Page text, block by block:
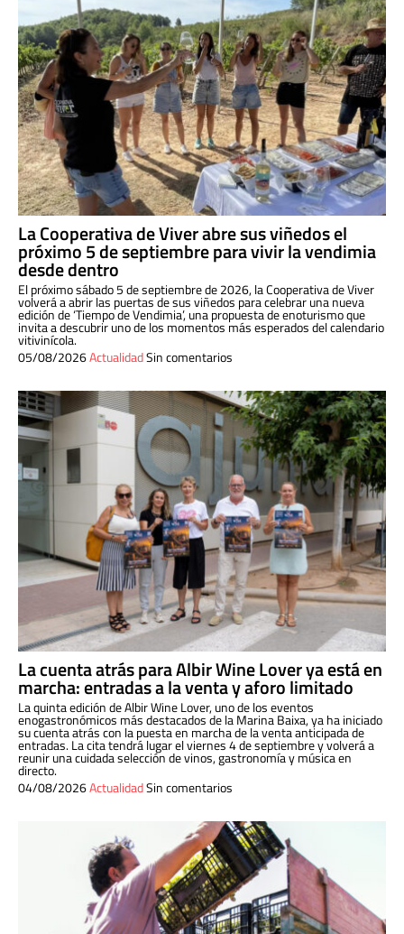
La Cooperativa de Viver abre sus viñedos el
próximo 5 de septiembre para vivir la vendimia
desde dentro
El próximo sábado 5 de septiembre de 2026, la Cooperativa de Viver
volverá a abrir las puertas de sus viñedos para celebrar una nueva
edición de ‘Tiempo de Vendimia’, una propuesta de enoturismo que
invita a descubrir uno de los momentos más esperados del calendario
vitivinícola.
05/08/2026ActualidadSin comentarios
La cuenta atrás para Albir Wine Lover ya está en
marcha: entradas a la venta y aforo limitado
La quinta edición de Albir Wine Lover, uno de los eventos
enogastronómicos más destacados de la Marina Baixa, ya ha iniciado
su cuenta atrás con la puesta en marcha de la venta anticipada de
entradas. La cita tendrá lugar el viernes 4 de septiembre y volverá a
reunir una cuidada selección de vinos, gastronomía y música en
directo.
04/08/2026ActualidadSin comentarios